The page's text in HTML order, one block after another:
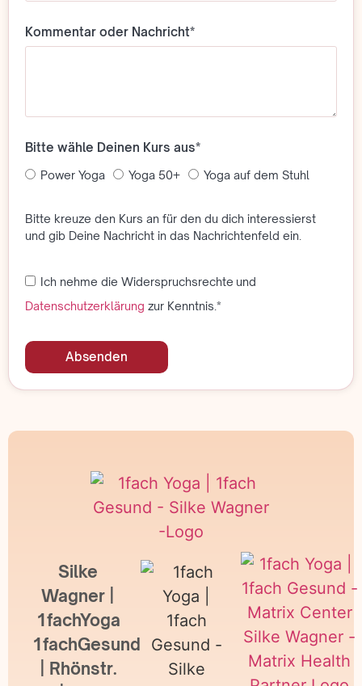
Kommentar oder Nachricht*
Bitte wähle Deinen Kurs aus*
Power Yoga Yoga 50+ Yoga auf dem Stuhl
Bitte kreuze den Kurs an für den du dich interessierst
und gib Deine Nachricht in das Nachrichtenfeld ein.
Ich nehme die Widerspruchsrechte und
Datenschutzerklärung zur Kenntnis.*
Absenden
Silke
Wagner |
1fachYoga
1fachGesund
| Rhönstr.